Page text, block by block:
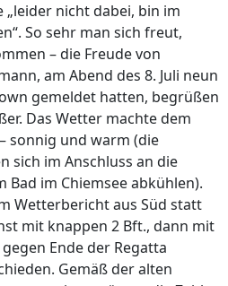
nicht dabei, bin im
So sehr man sich freut,
– die Freude von
am Abend des 8. Juli neun
gemeldet hatten, begrüßen
Das Wetter machte dem
sonnig und warm (die
sich im Anschluss an die
im Chiemsee abkühlen).
Wetterbericht aus Süd statt
mit knappen 2 Bft., dann mit
Ende der Regatta
Gemäß der alten